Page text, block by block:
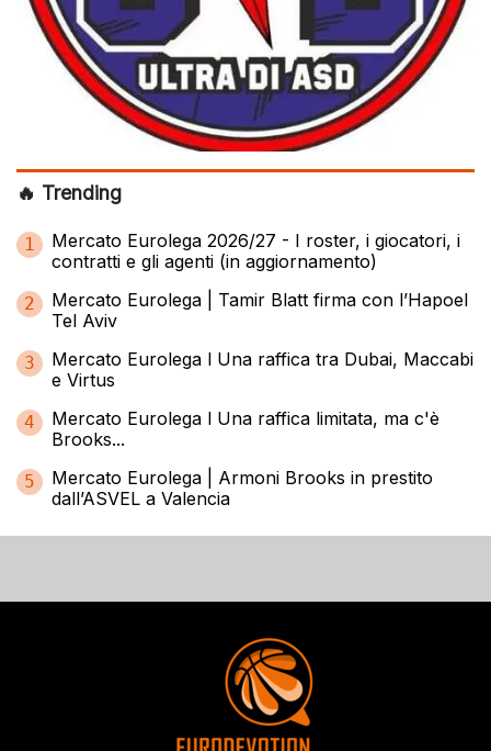
🔥 Trending
1
Mercato Eurolega 2026/27 - I roster, i giocatori, i
contratti e gli agenti (in aggiornamento)
2
Mercato Eurolega | Tamir Blatt firma con l’Hapoel
Tel Aviv
3
Mercato Eurolega l Una raffica tra Dubai, Maccabi
e Virtus
4
Mercato Eurolega l Una raffica limitata, ma c'è
Brooks...
5
Mercato Eurolega | Armoni Brooks in prestito
dall’ASVEL a Valencia